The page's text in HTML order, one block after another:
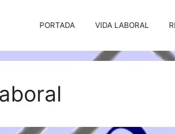
PORTADA VIDA LABORAL